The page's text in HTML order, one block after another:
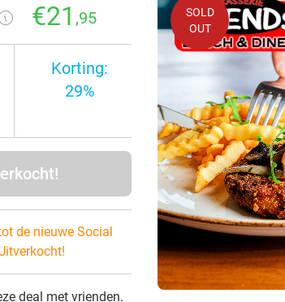
€21 ,95
Korting:
29%
de nieuwe Social
deal met vrienden.
SOLD
OUT